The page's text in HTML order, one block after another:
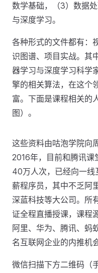
数学基础，（3）数据
与深度学习。
各种形式的文件都有：
识图谱、项目实战。其
器学习与深度学习科学
擎的相关算法，在这个
富。下面是课程相关的
图）。
这些资料由咕泡学院向
2016年，目前和腾讯课
40万人次，已经向一
薪程序员，其中不乏阿
深蓝科技等大公司。所
证全程直播授课，课程
阿里、华为、腾讯、蚂
名互联网企业的内推机会
微信扫描下方二维码（